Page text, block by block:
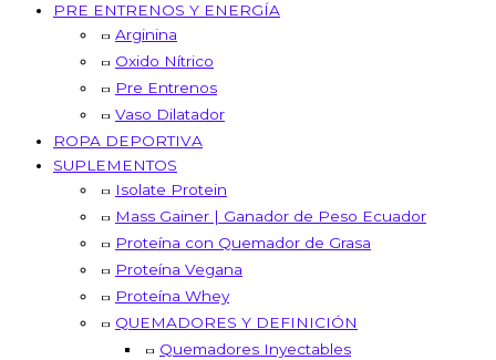
PRE ENTRENOS Y ENERGÍA
Arginina
Oxido Nítrico
Pre Entrenos
Vaso Dilatador
ROPA DEPORTIVA
SUPLEMENTOS
Isolate Protein
Mass Gainer | Ganador de Peso Ecuador
Proteína con Quemador de Grasa
Proteína Vegana
Proteína Whey
QUEMADORES Y DEFINICIÓN
Quemadores Inyectables